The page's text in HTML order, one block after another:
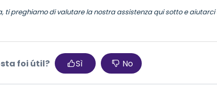
ti preghiamo di valutare la nostra assistenza qui sotto e aiutarci
foi útil? Sì No